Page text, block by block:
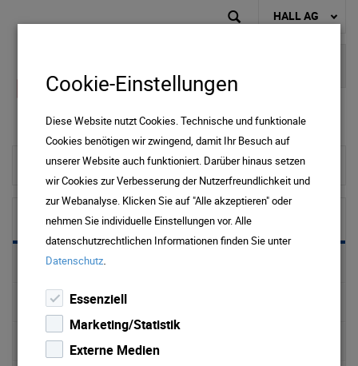
HALL AG
zur Startseite
Wasser
Preise & Downloads Wasser & Abwasser
Trinkwasser
Wasserversorgung
Cookie-Einstellungen
Diese Website nutzt Cookies. Technische und funktionale
Cookies benötigen wir zwingend, damit Ihr Besuch auf
unserer Website auch funktioniert. Darüber hinaus setzen
wir Cookies zur Verbesserung der Nutzerfreundlichkeit und
zur Webanalyse. Klicken Sie auf "Alle akzeptieren" oder
nehmen Sie individuelle Einstellungen vor. Alle
datenschutzrechtlichen Informationen finden Sie unter
Datenschutz.
Essenziell
Marketing/Statistik
Externe Medien